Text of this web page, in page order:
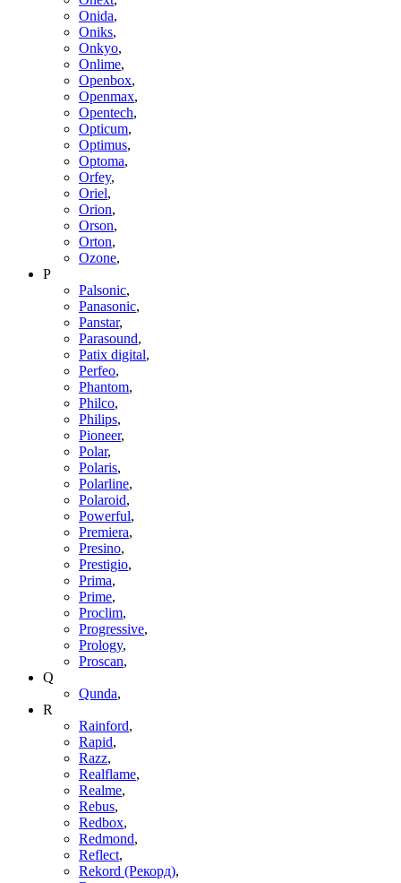
Onida,
Oniks,
Onkyo,
Onlime,
Openbox,
Openmax,
Opentech,
Opticum,
Optimus,
Optoma,
Orfey,
Oriel,
Orion,
Orson,
Orton,
Ozone,
P
Palsonic,
Panasonic,
Panstar,
Parasound,
Patix digital,
Perfeo,
Phantom,
Philco,
Philips,
Pioneer,
Polar,
Polaris,
Polarline,
Polaroid,
Powerful,
Premiera,
Presino,
Prestigio,
Prima,
Prime,
Proclim,
Progressive,
Prology,
Proscan,
Q
Qunda,
R
Rainford,
Rapid,
Razz,
Realflame,
Realme,
Rebus,
Redbox,
Redmond,
Reflect,
Rekord (Рекорд),